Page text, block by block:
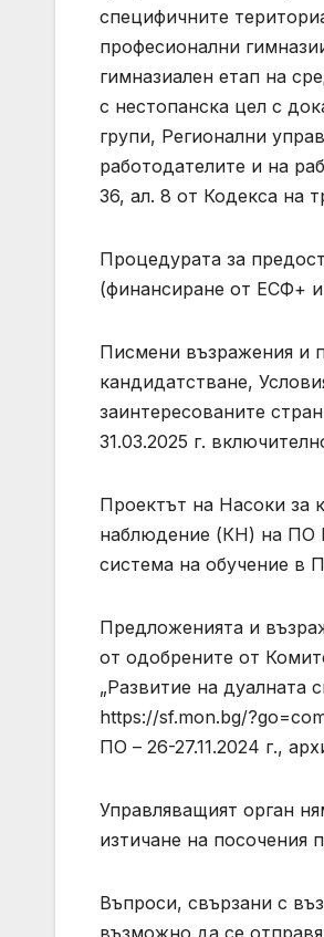
специфичните
професионални
гимназиален етап на
с нестопанска цел с
групи, Регионални
работодателите и на
36, ал. 8 от Кодекса на
Процедурата за
(финансиране от ЕСФ+
Писмени възражения и
кандидатстване,
заинтересованите
31.03.2025 г.
Проектът на Насоки за
наблюдение (КН) на ПО
система на обучение в
Предложенията и
от одобрените от
„Развитие на дуалната
https://sf.mon.bg/
ПО – 26-27.11.2024 г.,
Управляващият орган
изтичане на посочения
Въпроси, свързани с